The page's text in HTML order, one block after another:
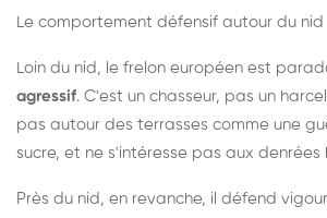
Le comportement défensif autour du nid
Loin du nid, le frelon européen est
agressif. C'est un chasseur, pas un
pas autour des terrasses comme une
sucre, et ne s'intéresse pas aux denrées
Près du nid, en revanche, il défend